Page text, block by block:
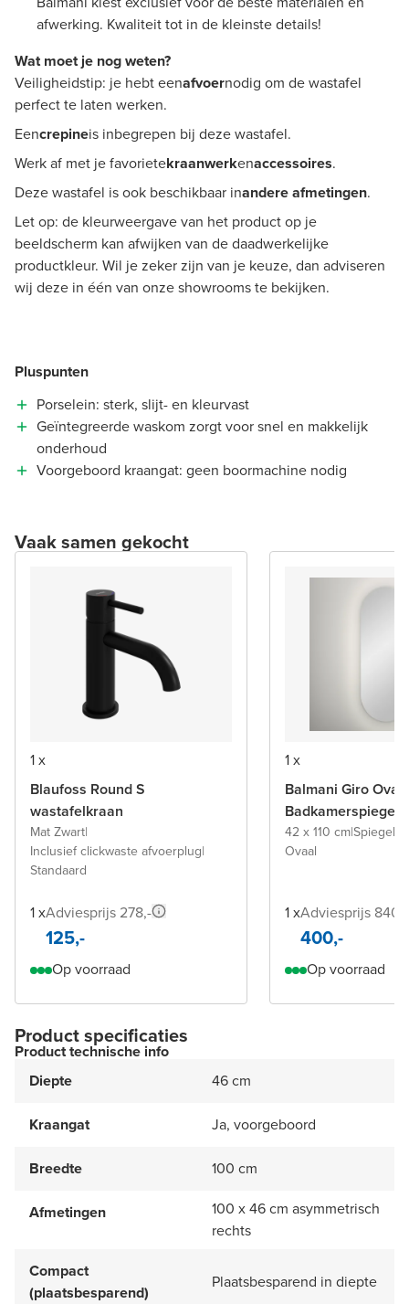
afwerking. Kwaliteit tot in de kleinste details!
Wat moet je nog weten?
Veiligheidstip: je hebt eenafvoernodig om de wastafel
perfect te laten werken.
Eencrepineis inbegrepen bij deze wastafel.
Werk af met je favorietekraanwerkenaccessoires.
Deze wastafel is ook beschikbaar inandere afmetingen.
Let op: de kleurweergave van het product op je
beeldscherm kan afwijken van de daadwerkelijke
productkleur. Wil je zeker zijn van je keuze, dan adviseren
wij deze in één van onze showrooms te bekijken.
Pluspunten
Porselein: sterk, slijt- en kleurvast
Geïntegreerde waskom zorgt voor snel en makkelijk
onderhoud
Voorgeboord kraangat: geen boormachine nodig
Vaak samen gekocht
1 x
Blaufoss Round S
wastafelkraan
Mat Zwart|
Inclusief clickwaste afvoerplug|
Standaard
1 xAdviesprijs 278,-
125,-
Op voorraad
1 x
Balmani Giro Oval
Badkamerspiegel
42 x 110 cm|Spiegel
Ovaal
1 xAdviesprijs 840,-
400,-
Op voorraad
Product specificaties
Product technische info
Diepte
46 cm
Kraangat Ja, voorgeboord
Breedte 100 cm
Afmetingen
100 x 46 cm asymmetrisch
rechts
Compact
(plaatsbesparend)
Plaatsbesparend in diepte